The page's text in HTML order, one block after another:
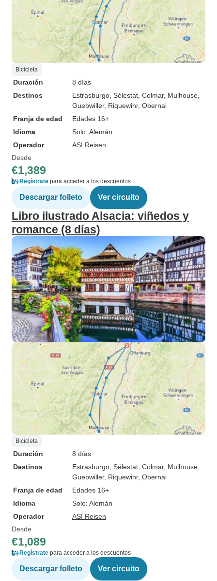
Bicicleta
Duración
8 días
Destinos
Estrasburgo , Sélestat , Colmar, Mulhouse
Guebwiller, Riquewihr, Obernai
Franja de edad
Edades 16+
Idioma
Solo: Alemán
Operador
ASI Reisen
Desde
€1,389
Regístrate para acceder a los descuentos
Descargar folleto Ver circuito
Libro ilustrado Alsacia: viñedos y
romance (8 días)
Bicicleta
Duración
8 días
Destinos
Estrasburgo , Sélestat , Colmar, Mulhouse
Guebwiller, Riquewihr, Obernai
Franja de edad
Edades 16+
Idioma
Solo: Alemán
Operador
ASI Reisen
Desde
€1,089
Regístrate para acceder a los descuentos
Descargar folleto Ver circuito